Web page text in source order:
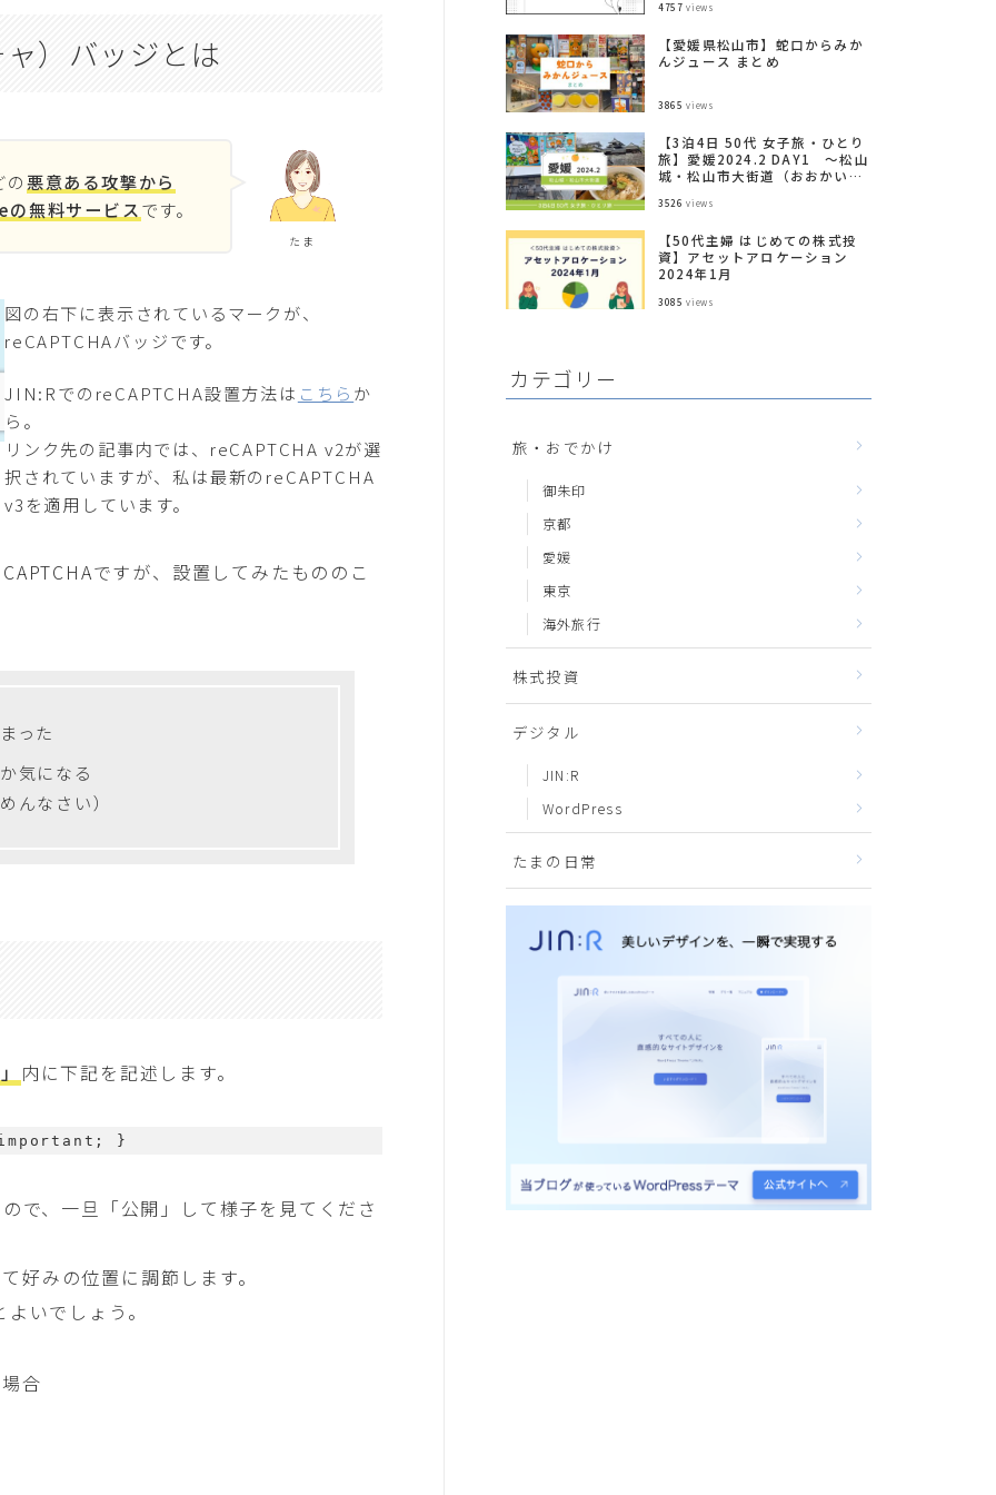
）バッジとは
たま
悪意ある攻撃から
無料サービスです。
図の右下に表示されているマークが、
reCAPTCHAバッジです。
JIN:RでのreCAPTCHA設置方法は こちら か
ら。
リンク先の記事内では、reCAPTCHA v2が選
択されていますが、私は最新のreCAPTCHA
v3を適用しています。
ですが、設置してみたもののこ
った
気になる
んなさい）
内に下記を記述します。
}
で、一旦「公開」して様子を見てくださ
好みの位置に調節します。
いでしょう。
合
4757 views
【愛媛県松山市】蛇口からみか
んジュース まとめ
3865 views
【3泊4日 50代 女子旅・ひとり
旅】愛媛2024.2 DAY1 ～松山
城・松山市大街道（おおかいど
3526 views
【50代主婦 はじめての株式投
資】アセットアロケーション
2024年1月
3085 views
カテゴリー
旅・おでかけ
御朱印
京都
愛媛
東京
海外旅行
株式投資
デジタル
JIN:R
WordPress
たまの日常